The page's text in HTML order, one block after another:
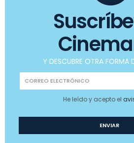
Y DESCUBRE OTRA FORMA
He leído y acepto el